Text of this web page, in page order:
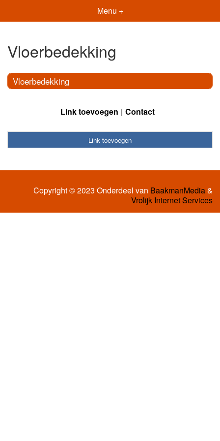
Menu +
Vloerbedekking
Vloerbedekking
Link toevoegen Contact
Link toevoegen
Copyright © 2023 Onderdeel van BaakmanMedia&
Vrolijk Internet Services